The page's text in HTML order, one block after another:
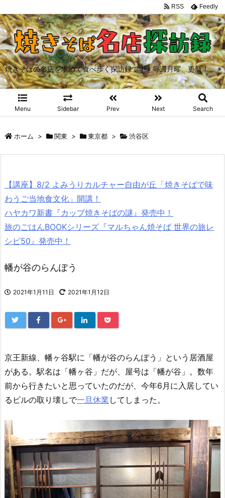
焼きそばの名店を求めて食べ歩く探訪録です。毎週月曜、更新！
Menu Sidebar Prev Next Search
RSS Feedly
ホーム > 関東 > 東京都 > 渋谷区
【講座】8/2 よみうりカルチャー自由が丘「焼きそばで味
わうご当地食文化」開講！
ハヤカワ新書『カップ焼きそばの謎』発売中！
旅のごはんBOOKシリーズ『マルちゃん焼そば 世界の旅レ
シピ50』発売中！
幡が谷のらんぽう
2021年1月11日 2021年1月12日
京王新線、幡ヶ谷駅に「幡が谷のらんぽう」という居酒屋
がある。駅名は「幡ヶ谷」だが、屋号は「幡が谷」。数年
前から行きたいと思っていたのだが、今年6月に入居してい
るビルの取り壊しで一旦休業 してしまった。